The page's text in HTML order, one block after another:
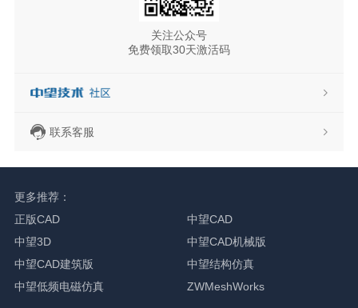
关注公众号
免费领取30天激活码
联系客服
更多推荐：
正版CAD
中望CAD
中望3D
中望CAD机械版
中望CAD建筑版
中望结构仿真
中望低频电磁仿真
ZWMeshWorks